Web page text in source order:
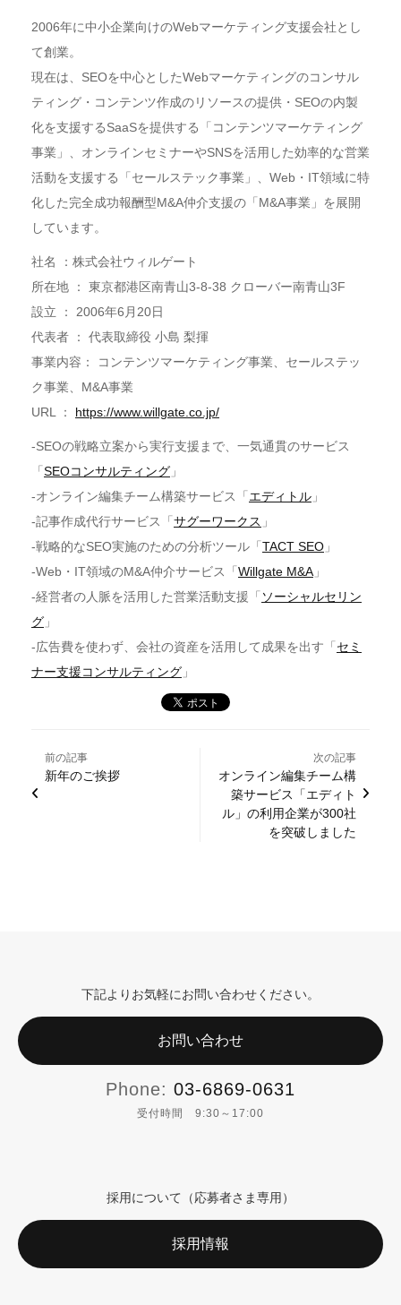
2006年に中小企業向けのWebマーケティング支援会社とし
て創業。
現在は、SEOを中心としたWebマーケティングのコンサル
ティング・コンテンツ作成のリソースの提供・SEOの内製
化を支援するSaaSを提供する「コンテンツマーケティング
事業」、オンラインセミナーやSNSを活用した効率的な営業
活動を支援する「セールステック事業」、Web・IT領域に特
化した完全成功報酬型M&A仲介支援の「M&A事業」を展開
しています。
社名 ：株式会社ウィルゲート
所在地 ： 東京都港区南青山3-8-38 クローバー南青山3F
設立 ： 2006年6月20日
代表者 ： 代表取締役 小島 梨揮
事業内容： コンテンツマーケティング事業、セールステッ
ク事業、M&A事業
URL ： https://www.willgate.co.jp/
-SEOの戦略立案から実行支援まで、一気通貫のサービス
「 SEOコンサルティング 」
-オンライン編集チーム構築サービス「 エディトル 」
-記事作成代行サービス「 サグーワークス 」
-戦略的なSEO実施のための分析ツール「 TACT SEO 」
-Web・IT領域のM&A仲介サービス「 Willgate M&A 」
-経営者の人脈を活用した営業活動支援「 ソーシャルセリン
グ 」
-広告費を使わず、会社の資産を活用して成果を出す「 セミ
ナー支援コンサルティング 」
前の記事
新年のご挨拶
次の記事
オンライン編集チーム構
築サービス「エディト
ル」の利用企業が300社
を突破しました
下記よりお気軽にお問い合わせください。
お問い合わせ
Phone: 03-6869-0631
受付時間 9:30～17:00
採用について（応募者さま専用）
採用情報